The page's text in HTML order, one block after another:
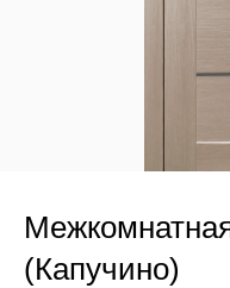
(Капучино)